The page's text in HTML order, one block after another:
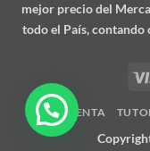
mejor precio del
todo el País, contando
MI CUENTA